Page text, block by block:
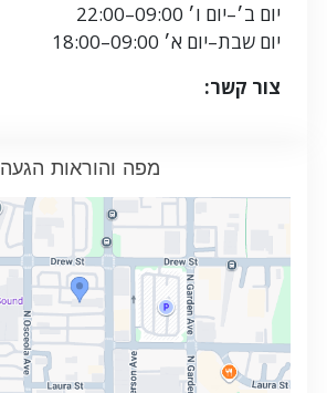
יום ב׳–יום ו׳ 09:00–22:00
יום שבת–יום א׳ 09:00–18:00
צור קשר:
מפה והוראות הגעה